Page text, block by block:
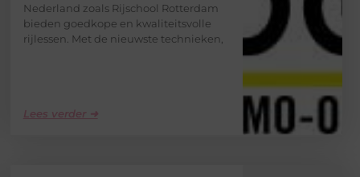
Nederland zoals Rijschool Rotterdam
bieden goedkope en kwaliteitsvolle
rijlessen. Met de nieuwste technieken,
Lees verder ➜